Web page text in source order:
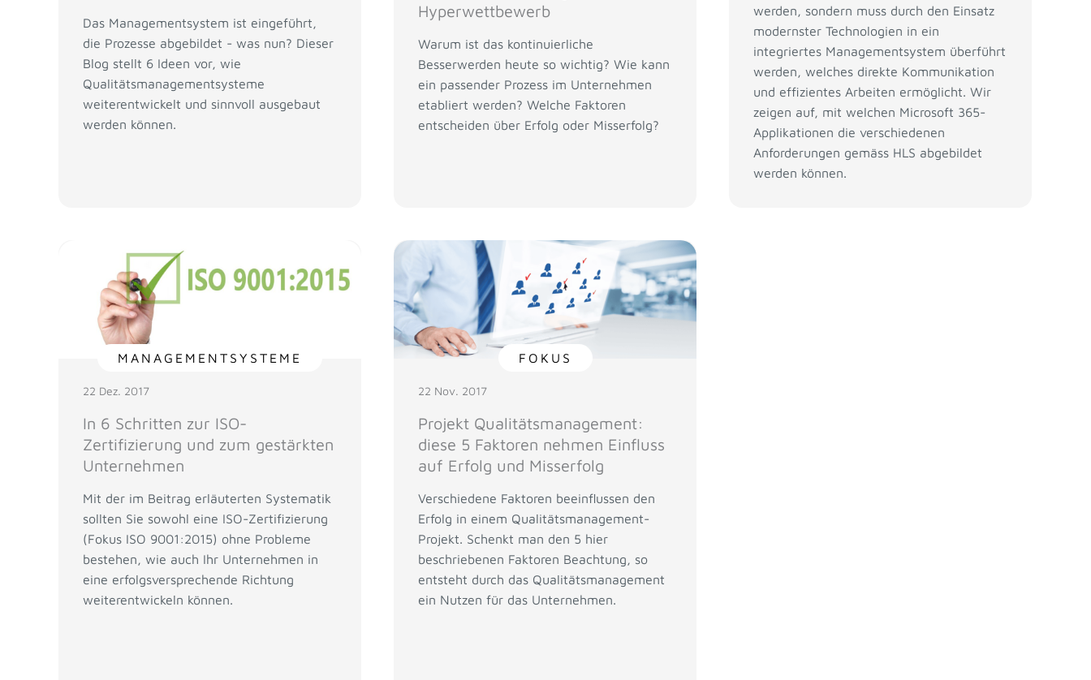
Das Managementsystem ist eingeführt,
die Prozesse abgebildet - was nun? Dieser
Blog stellt 6 Ideen vor, wie
Qualitätsmanagementsysteme
weiterentwickelt und sinnvoll ausgebaut
werden können.
Hyperwettbewerb
Warum ist das kontinuierliche
Besserwerden heute so wichtig? Wie kann
ein passender Prozess im Unternehmen
etabliert werden? Welche Faktoren
entscheiden über Erfolg oder Misserfolg?
werden, sondern muss durch den Einsatz
modernster Technologien in ein
integriertes Managementsystem überführt
werden, welches direkte Kommunikation
und effizientes Arbeiten ermöglicht. Wir
zeigen auf, mit welchen Microsoft 365-
Applikationen die verschiedenen
Anforderungen gemäss HLS abgebildet
werden können.
MANAGEMENTSYSTEME
22 Dez. 2017
In 6 Schritten zur ISO-
Zertifizierung und zum gestärkten
Unternehmen
Mit der im Beitrag erläuterten Systematik
sollten Sie sowohl eine ISO-Zertifizierung
(Fokus ISO 9001:2015) ohne Probleme
bestehen, wie auch Ihr Unternehmen in
eine erfolgsversprechende Richtung
weiterentwickeln können.
FOKUS
22 Nov. 2017
Projekt Qualitätsmanagement:
diese 5 Faktoren nehmen Einfluss
auf Erfolg und Misserfolg
Verschiedene Faktoren beeinflussen den
Erfolg in einem Qualitätsmanagement-
Projekt. Schenkt man den 5 hier
beschriebenen Faktoren Beachtung, so
entsteht durch das Qualitätsmanagement
ein Nutzen für das Unternehmen.